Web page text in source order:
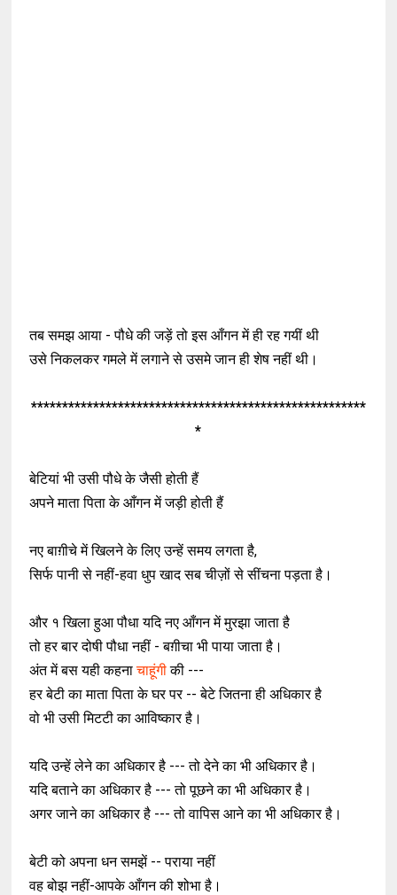
तब समझ आया - पौधे की जड़ें तो इस आँगन में ही रह गयीं थी
उसे निकलकर गमले में लगाने से उसमे जान ही शेष नहीं थी।
******************************************************
*
बेटियां भी उसी पौधे के जैसी होती हैं
अपने माता पिता के आँगन में जड़ी होती हैं
नए बाग़ीचे में खिलने के लिए उन्हें समय लगता है,
सिर्फ पानी से नहीं-हवा धुप खाद सब चीज़ों से सींचना पड़ता है।
और १ खिला हुआ पौधा यदि नए आँगन में मुरझा जाता है
तो हर बार दोषी पौधा नहीं - बग़ीचा भी पाया जाता है।
अंत में बस यही कहनाचाहूंगीकी ---
हर बेटी का माता पिता के घर पर -- बेटे जितना ही अधिकार है
वो भी उसी मिटटी का आविष्कार है।
यदि उन्हें लेने का अधिकार है --- तो देने का भी अधिकार है।
यदि बताने का अधिकार है --- तो पूछने का भी अधिकार है।
अगर जाने का अधिकार है --- तो वापिस आने का भी अधिकार है।
बेटी को अपना धन समझें -- पराया नहीं
वह बोझ नहीं-आपके आँगन की शोभा है।